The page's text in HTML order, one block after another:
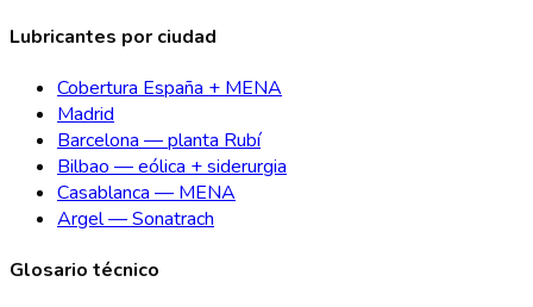
Lubricantes por ciudad
Cobertura España + MENA
Madrid
Barcelona — planta Rubí
Bilbao — eólica + siderurgia
Casablanca — MENA
Argel — Sonatrach
Glosario técnico